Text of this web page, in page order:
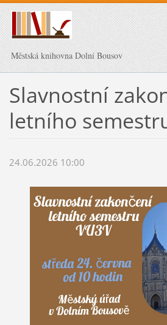
Městská knihovna Dolní Bousov
Slavnostní
letního
24.06.2026 10:00